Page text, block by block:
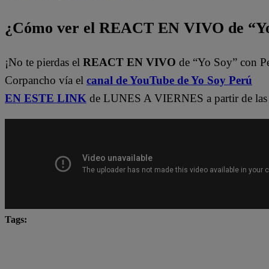
¿Cómo ver el REACT EN VIVO de
¡No te pierdas el REACT EN VIVO de “Yo Soy” con
Corpancho vía el canal de YouTube de Yo Soy Perú
EN ESTE LINK de LUNES A VIERNES a partir de
Tags: